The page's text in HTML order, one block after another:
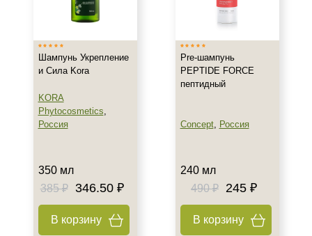
Увлажнение
Показать еще
Назначение против
Секущиеся кончики
Фотостарение
Блеск и сияние волос
Гладкость
Защита
Шампунь Укрепление
и Сила Kora
KORA
Phytocosmetics,
Россия
350 мл
385 ₽
346.50 ₽
В корзину
Pre-шампунь
PEPTIDE FORCE
пептидный
Concept, Россия
240 мл
490 ₽
245 ₽
В корзину